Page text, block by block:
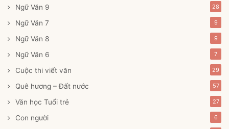
Ngữ Văn 9 28
Ngữ Văn 7 9
Ngữ Văn 8 9
Ngữ Văn 6 7
Cuộc thi viết văn 29
Quê hương – Đất nước 57
Văn học Tuổi trẻ 27
Con người 6